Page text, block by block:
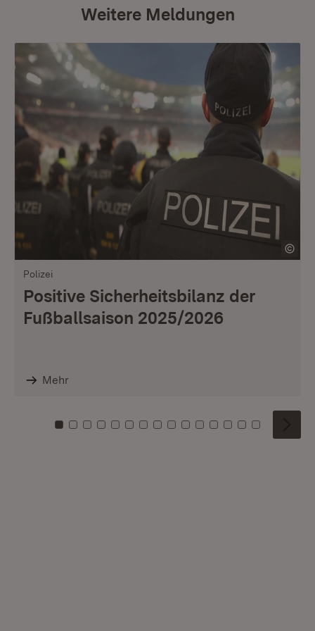
Weitere Meldungen
Polizei
Positive Sicherheitsbilanz der
Fußballsaison 2025/2026
Mehr
Zu Kachel: 0
Zu Kachel: 1
Zu Kachel: 2
Zu Kachel: 3
Zu Kachel: 4
Zu Kachel: 5
Zu Kachel: 6
Zu Kachel: 7
Zu Kachel: 8
Zu Kachel: 9
Zu Kachel: 10
Zu Kachel: 11
Zu Kachel: 12
Zu Kachel:
Zu